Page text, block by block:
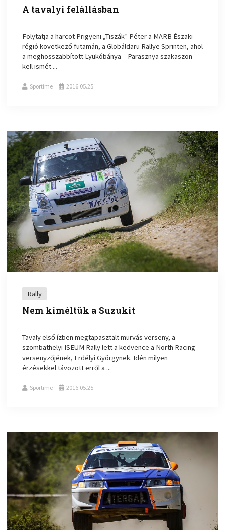
A tavalyi felállásban
Folytatja a harcot Prigyeni „Tiszák” Péter a MARB Északi
régió következő futamán, a Globáldaru Rallye Sprinten, ahol
a meghosszabbított Lyukóbánya – Parasznya szakaszon
kell ismét ...
Sportime 2016.05.25.
Rally
Nem kíméltük a Suzukit
Tavaly első ízben megtapasztalt murvás verseny, a
szombathelyi ISEUM Rally lett a kedvence a North Racing
versenyzőjének, Erdélyi Györgynek. Idén milyen
érzésekkel távozott erről a ...
Sportime 2016.05.25.